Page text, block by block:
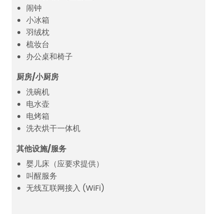
闹钟
小冰箱
羽绒枕
梳妆台
办公桌和椅子
厨房/小厨房
洗碗机
电水壶
电烤箱
洗衣烘干一体机
其他设施/服务
婴儿床（应要求提供）
叫醒服务
无线互联网接入 (WiFi)